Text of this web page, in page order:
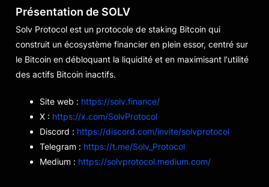
Présentation de SOLV
Solv Protocol est un protocole de staking Bitcoin qui
construit un écosystème financier en plein essor, centré sur
le Bitcoin en débloquant la liquidité et en maximisant l'utilité
des actifs Bitcoin inactifs.
Site web : https://solv.finance/
X : https://x.com/SolvProtocol
Discord : https://discord.com/invite/solvprotocol
Telegram : https://t.me/Solv_Protocol
Medium : https://solvprotocol.medium.com/